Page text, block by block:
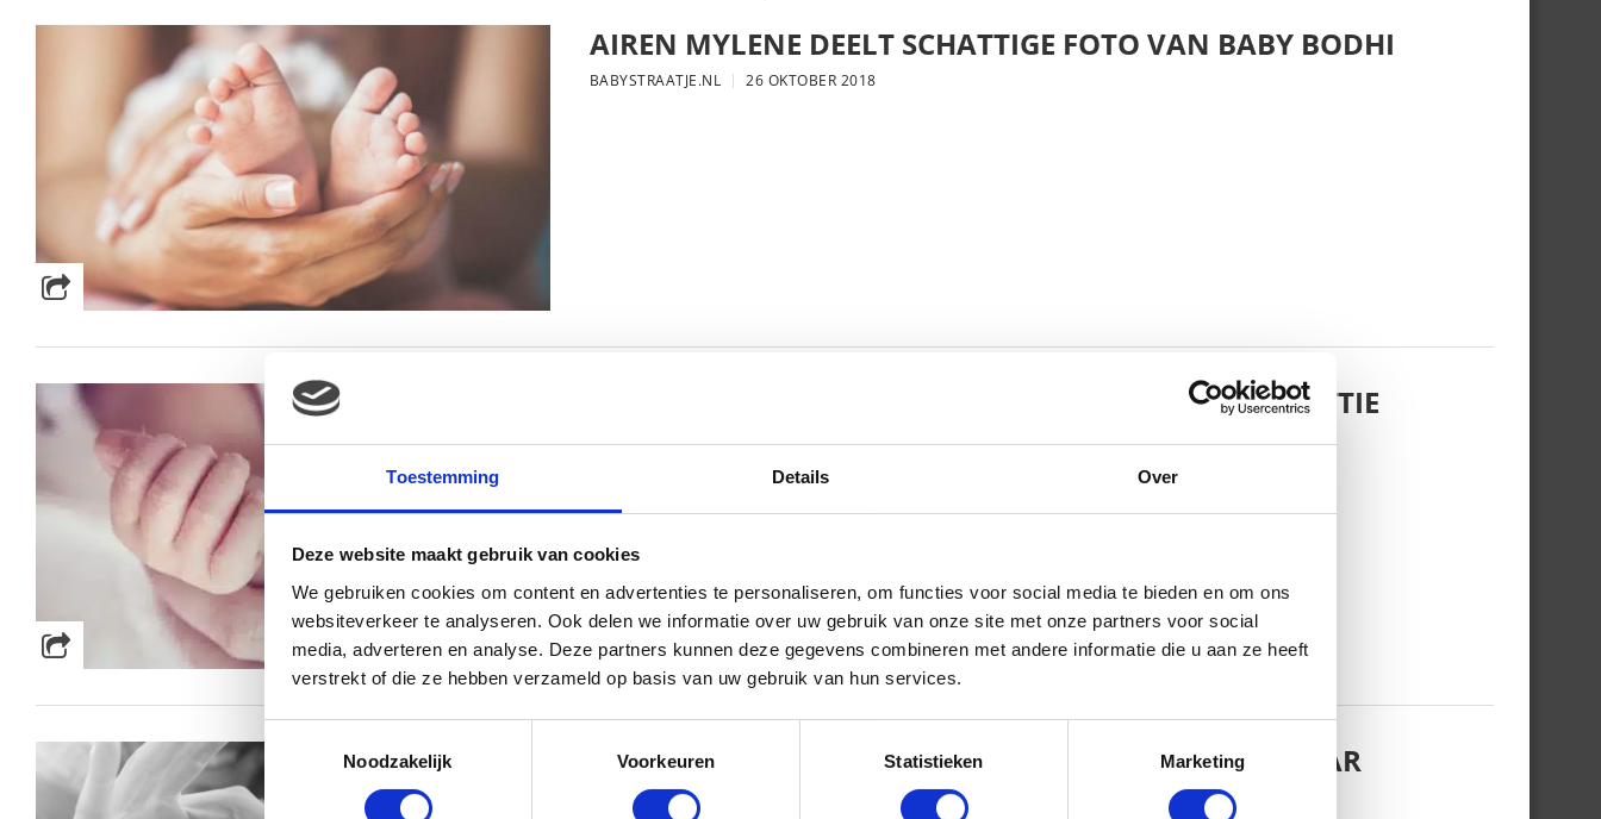
Toestemming Details Over
Deze website maakt gebruik van cookies
We gebruiken cookies om content en advertenties te personaliseren, om functies voor social media te bieden en om ons
websiteverkeer te analyseren. Ook delen we informatie over uw gebruik van onze site met onze partners voor social
media, adverteren en analyse. Deze partners kunnen deze gegevens combineren met andere informatie die u aan ze heeft
verstrekt of die ze hebben verzameld op basis van uw gebruik van hun services.
Noodzakelijk
Voorkeuren Statistieken Marketing
AIREN MYLENE DEELT SCHATTIGE FOTO VAN BABY BODHI
BABYSTRAATJE.NL 26 OKTOBER 2018
FOTO: SAAR KONINGSBERGER MET DOCHTERTJE SCOTTIE
KIM KÖTTER DEELT PRACHTIGE GEZINSFOTO MET HAAR
MANNEN